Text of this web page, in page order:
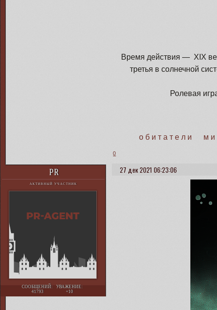
Время действия — XIX
третья в солнечной
Ролевая
о б и т а т е л и м и
0
27 дек 2021 06:23:06
PR
АКТИВНЫЙ УЧАСТНИК
СООБЩЕНИЙ:
41793
УВАЖЕНИЕ:
+10